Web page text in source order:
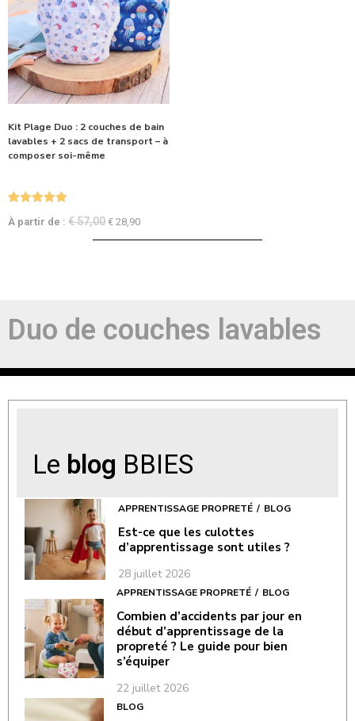
Kit Plage Duo : 2 couches de bain
lavables + 2 sacs de transport – à
composer soi-même
sur 5
À partir de : €57,00 € 28,90
Duo de couches lavables
Le blog BBIES
APPRENTISSAGE PROPRETÉ BLOG
Est-ce que les culottes
d’apprentissage sont utiles ?
28 juillet 2026
APPRENTISSAGE PROPRETÉ BLOG
Combien d’accidents par jour en
début d’apprentissage de la
propreté ? Le guide pour bien
s’équiper
22 juillet 2026
BLOG